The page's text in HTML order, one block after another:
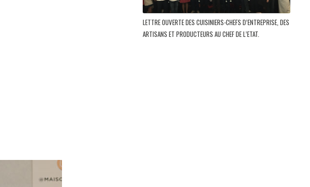
LETTRE OUVERTE DES CUISINIERS-CHEFS D’ENTREPRISE, DES
ARTISANS ET PRODUCTEURS AU CHEF DE L’ETAT.